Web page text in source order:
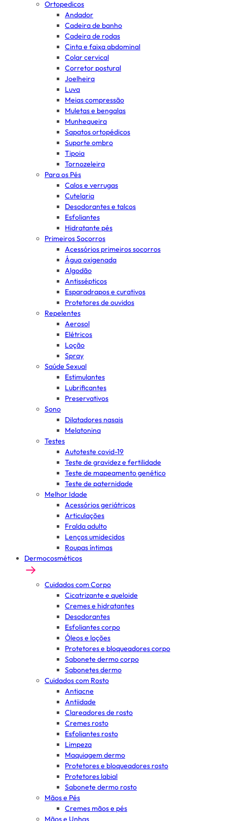
Ortopedicos
Andador
Cadeira de banho
Cadeira de rodas
Cinta e faixa abdominal
Colar cervical
Corretor postural
Joelheira
Luva
Meias compressão
Muletas e bengalas
Munhequeira
Sapatos ortopédicos
Suporte ombro
Tipoia
Tornozeleira
Para os Pés
Calos e verrugas
Cutelaria
Desodorantes e talcos
Esfoliantes
Hidratante pés
Primeiros Socorros
Acessórios primeiros socorros
Água oxigenada
Algodão
Antissépticos
Esparadrapos e curativos
Protetores de ouvidos
Repelentes
Aerosol
Elétricos
Loção
Spray
Saúde Sexual
Estimulantes
Lubrificantes
Preservativos
Sono
Dilatadores nasais
Melatonina
Testes
Autoteste covid-19
Teste de gravidez e fertilidade
Teste de mapeamento genético
Teste de paternidade
Melhor Idade
Acessórios geriátricos
Articulações
Fralda adulto
Lenços umidecidos
Roupas íntimas
Dermocosméticos
Cuidados com Corpo
Cicatrizante e queloide
Cremes e hidratantes
Desodorantes
Esfoliantes corpo
Óleos e loções
Protetores e bloqueadores corpo
Sabonete dermo corpo
Sabonetes dermo
Cuidados com Rosto
Antiacne
Antiidade
Clareadores de rosto
Cremes rosto
Esfoliantes rosto
Limpeza
Maquiagem dermo
Protetores e bloqueadores rosto
Protetores labial
Sabonete dermo rosto
Mãos e Pés
Cremes mãos e pés
Mãos e Unhas